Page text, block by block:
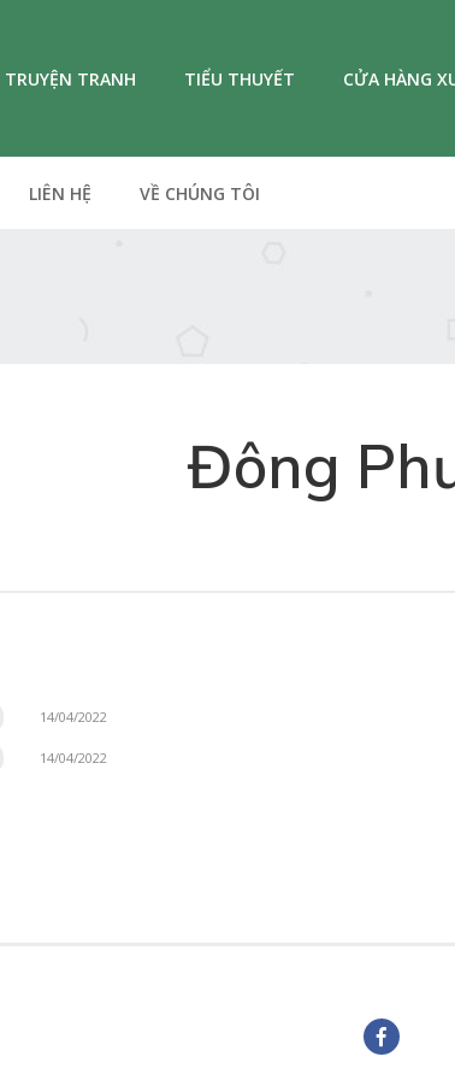
TRUYỆN TRANH TIỂU THUYẾT CỬA HÀNG
LIÊN HỆ VỀ CHÚNG TÔI
Đông
14/04/2022
14/04/2022